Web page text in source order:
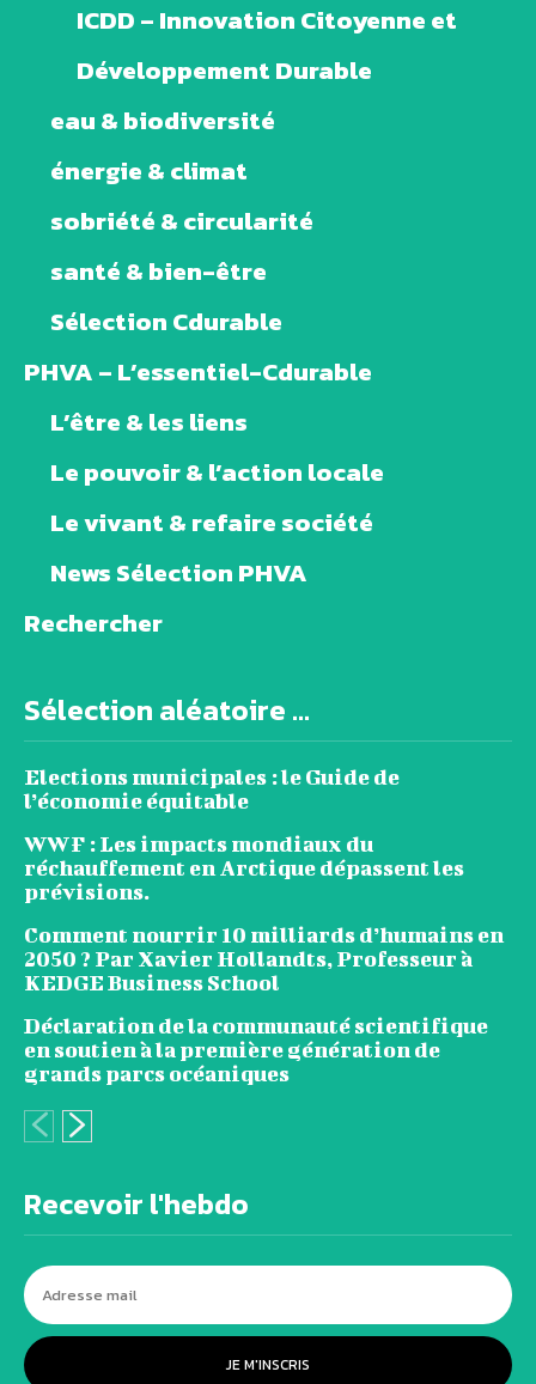
ICDD – Innovation Citoyenne et
Développement Durable
eau & biodiversité
énergie & climat
sobriété & circularité
santé & bien-être
Sélection Cdurable
PHVA – L’essentiel-Cdurable
L’être & les liens
Le pouvoir & l’action locale
Le vivant & refaire société
News Sélection PHVA
Rechercher
Sélection aléatoire ...
Elections municipales : le Guide de
l’économie équitable
WWF : Les impacts mondiaux du
réchauffement en Arctique dépassent les
prévisions.
Comment nourrir 10 milliards d’humains en
2050 ? Par Xavier Hollandts, Professeur à
KEDGE Business School
Déclaration de la communauté scientifique
en soutien à la première génération de
grands parcs océaniques
Recevoir l'hebdo
JE M'INSCRIS